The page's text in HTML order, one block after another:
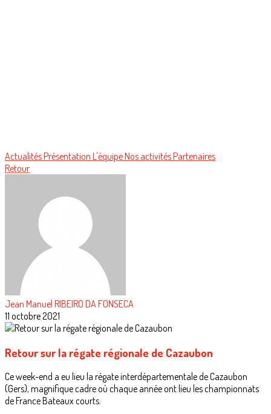
ActualitésPrésentation L'équipeNos activitésPartenaires
Retour
Jean Manuel RIBEIRO DA FONSECA
11 octobre 2021
Retour sur la régate régionale de Cazaubon
Ce week-end a eu lieu la régate interdépartementale de Cazaubon
(Gers), magnifique cadre où chaque année ont lieu les championnats
de France Bateaux courts.